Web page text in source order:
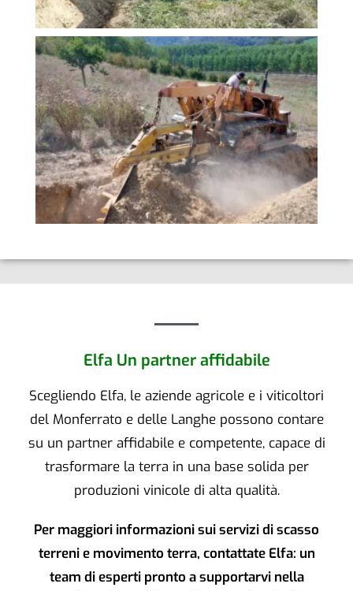
Elfa Un partner affidabile
Scegliendo Elfa, le aziende agricole e i viticoltori
del Monferrato e delle Langhe possono contare
su un partner affidabile e competente, capace di
trasformare la terra in una base solida per
produzioni vinicole di alta qualità.
Per maggiori informazioni sui servizi di scasso
terreni e movimento terra, contattate Elfa: un
team di esperti pronto a supportarvi nella